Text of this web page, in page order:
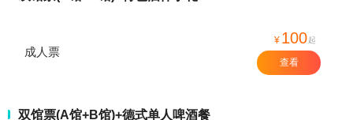
成人票
¥ 100起
查看
双馆票(A馆+B馆)+德式单人啤酒餐